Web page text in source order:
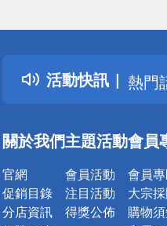
活動快訊
詐騙
得獎
熱門
銀行
詐騙
關於我們
官網
促銷目錄
分店資訊
主題活動
會員活動
注目活動
得獎公佈
會員
會員
大宗
購物